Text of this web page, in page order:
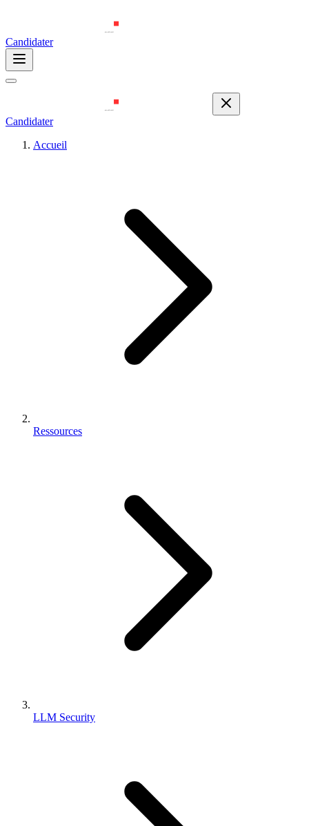
Candidater
Candidater
Accueil
Ressources
LLM Security